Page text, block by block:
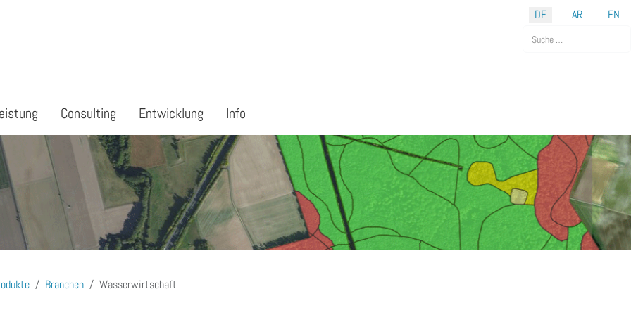
DE AR
EN
Consulting Entwicklung Info
Branchen Wasserwirtschaft